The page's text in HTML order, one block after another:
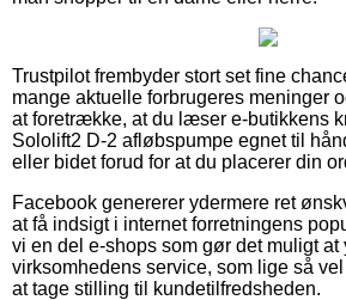
Trustpilot frembyder stort set fine
mange aktuelle forbrugeres meninger
at foretrække, at du læser e-butikkens
Sololift2 D-2 afløbspumpe egnet til
eller bidet forud for at du placerer din
Facebook genererer ydermere ret
at få indsigt i internet forretningens
vi en del e-shops som gør det muligt at
virksomhedens service, som lige så
at tage stilling til kundetilfredsheden.